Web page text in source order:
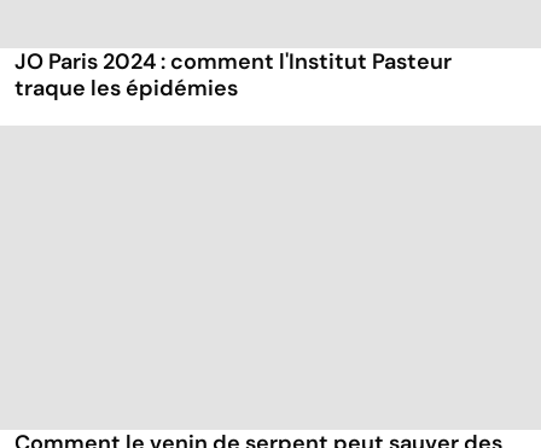
JO Paris 2024 : comment l'Institut Pasteur
traque les épidémies